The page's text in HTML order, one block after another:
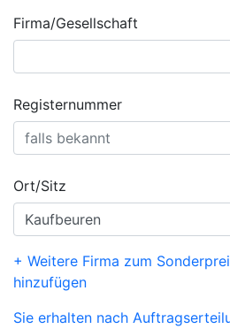
Firma/Gesellschaft
Registernummer
Ort/Sitz
+ Weitere Firma zum
hinzufügen
Sie erhalten nach